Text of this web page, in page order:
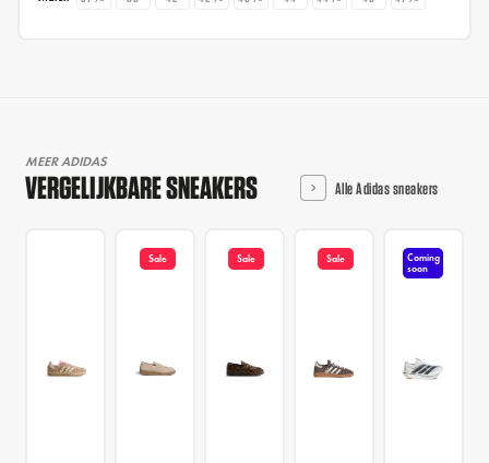
MEER ADIDAS
VERGELIJKBARE SNEAKERS Alle Adidas sneakers
Sale Sale Sale
Coming
soon